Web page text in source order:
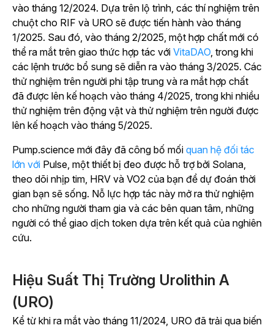
vào tháng 12/2024. Dựa trên lộ trình, các thí nghiệm trên
chuột cho RIF và URO sẽ được tiến hành vào tháng
1/2025. Sau đó, vào tháng 2/2025, một hợp chất mới có
thể ra mắt trên giao thức hợp tác với VitaDAO, trong khi
các lệnh trước bổ sung sẽ diễn ra vào tháng 3/2025. Các
thử nghiệm trên người phi tập trung và ra mắt hợp chất
đã được lên kế hoạch vào tháng 4/2025, trong khi nhiều
thử nghiệm trên động vật và thử nghiệm trên người được
lên kế hoạch vào tháng 5/2025.
Pump.science mới đây đã công bố mối quan hệ đối tác
lớn với Pulse, một thiết bị đeo được hỗ trợ bởi Solana,
theo dõi nhịp tim, HRV và VO2 của bạn để dự đoán thời
gian bạn sẽ sống. Nỗ lực hợp tác này mở ra thử nghiệm
cho những người tham gia và các bên quan tâm, những
người có thể giao dịch token dựa trên kết quả của nghiên
cứu.
Hiệu Suất Thị Trường Urolithin A
(URO)
Kể từ khi ra mắt vào tháng 11/2024, URO đã trải qua biến